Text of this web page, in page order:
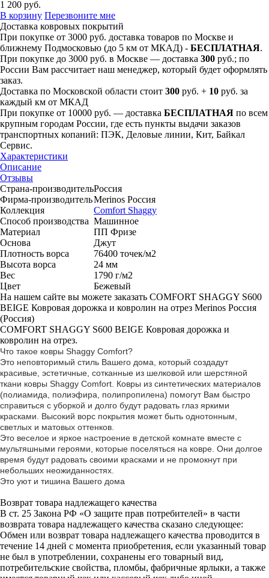
1 200 руб.
В корзину Перезвоните мне
Доставка ковровых покрытий
При покупке от 3000 руб. доставка товаров по Москве и
ближнему Подмосковью (до 5 км от МКАД) - БЕСПЛАТНАЯ.
При покупке до 3000 руб. в Москве — доставка 300 руб.; по
России Вам рассчитает наш менеджер, который будет оформлять
заказ.
Доставка по Московской области стоит 300 руб. + 10 руб. за
каждый км от МКАД
При покупке от 10000 руб. — доставка БЕСПЛАТНАЯ по всем
крупным городам России, где есть пункты выдачи заказов
транспортных копаний: ПЭК, Деловые линии, Кит, Байкал
Сервис.
Характеристики
Описание
Отзывы
Страна-производительРоссия
Фирма-производительMerinos Россия
Коллекция
Comfort Shaggy
Способ производства Машинное
Материал
ПП Фризе
Основа
Джут
Плотность ворса
76400 точек/м2
Высота ворса
24 мм
Вес
1790 г/м2
Цвет
Бежевый
На нашем сайте вы можете заказать COMFORT SHAGGY S600
BEIGE Ковровая дорожка и ковролин на отрез Merinos Россия
(Россия)
COMFORT SHAGGY S600 BEIGE Ковровая дорожка и
ковролин на отрез.
Что такое ковры Shaggy Comfort?
Это неповторимый стиль Вашего дома, который создадут
красивые, эстетичные, сотканные из шелковой или шерстяной
ткани ковры Shaggy Comfort. Ковры из синтетических материалов
(полиамида, полиэфира, полипропилена) помогут Вам быстро
справиться с уборкой и долго будут радовать глаз яркими
красками. Высокий ворс покрытия может быть однотонным,
светлых и матовых оттенков.
Это веселое и яркое настроение в детской комнате вместе с
мультяшными героями, которые поселяться на ковре. Они долгое
время будут радовать своими красками и не промокнут при
небольших неожиданностях.
Это уют и тишина Вашего дома
Возврат товара надлежащего качества
В ст. 25 Закона РФ «О защите прав потребителей» в части
возврата товара надлежащего качества сказано следующее:
Обмен или возврат товара надлежащего качества проводится в
течение 14 дней с момента приобретения, если указанный товар
не был в употреблении, сохранены его товарный вид,
потребительские свойства, пломбы, фабричные ярлыки, а также